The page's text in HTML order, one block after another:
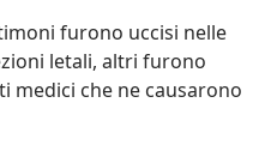
furono uccisi nelle
letali, altri furono
medici che ne causarono